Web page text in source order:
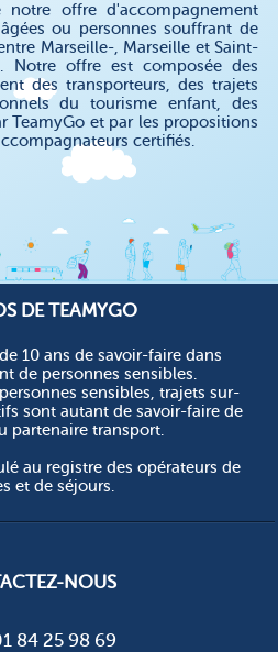
notre offre d'accompagnement
ou personnes souffrant de
Marseille-, Marseille et Saint-
Notre offre est composée des
des transporteurs, des trajets
du tourisme enfant, des
TeamyGo et par les propositions
certifiés.
DE TEAMYGO
10 ans de savoir-faire dans
de personnes sensibles.
sensibles, trajets sur-
sont autant de savoir-faire de
partenaire transport.
au registre des opérateurs de
et de séjours.
NOUS
84 25 98 69